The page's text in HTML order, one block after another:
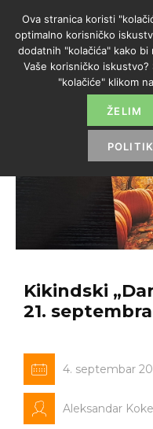
Kikindski
21. septembra
4. septembar
Aleksandar
Ova stranica koristi
optimalno korisničko
dodatnih "kolačića" kako bi
Vaše korisničko
"kolačiće" klikom
ŽELIM